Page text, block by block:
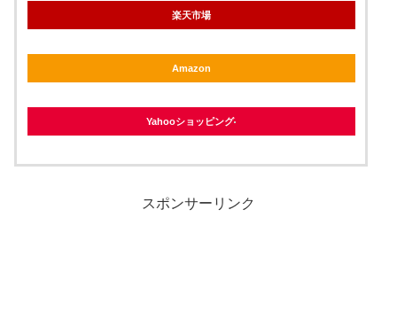
楽天市場
Amazon
Yahooショッピング
スポンサーリンク